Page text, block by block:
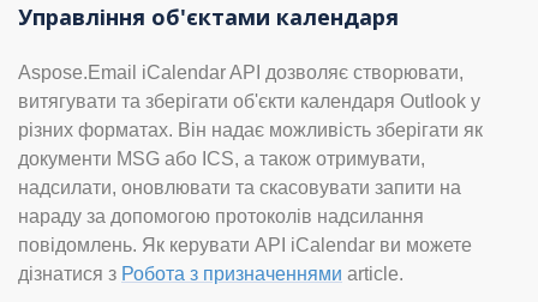
Управління об'єктами календаря
Aspose.Email iCalendar API дозволяє створювати,
витягувати та зберігати об'єкти календаря Outlook у
різних форматах. Він надає можливість зберігати як
документи MSG або ICS, а також отримувати,
надсилати, оновлювати та скасовувати запити на
нараду за допомогою протоколів надсилання
повідомлень. Як керувати API iCalendar ви можете
дізнатися з Робота з призначеннями article.